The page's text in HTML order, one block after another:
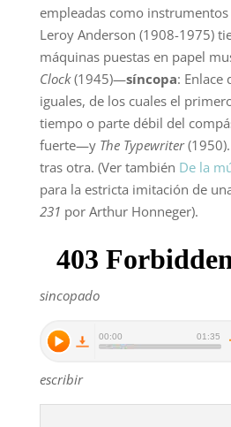
empleadas como
Leroy Anderson (1908-1975)
máquinas puestas en papel
Clock(1945)—síncopa: Enlace
iguales, de los cuales el
tiempo o parte débil del
fuerte—y The Typewriter
tras otra. (Ver también De la
para la estricta imitación de
231 por Arthur Honneger).
sincopado
escribir